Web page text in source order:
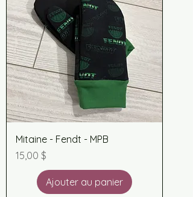
Mitaine - Fendt - MPB
Prix
15,00 $
Ajouter au panier